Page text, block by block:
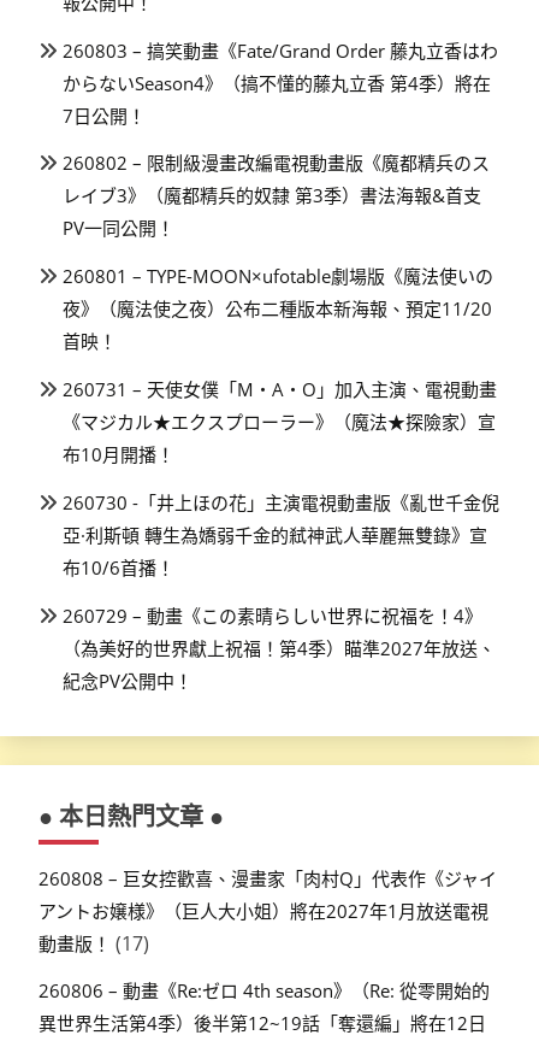
260803 – 搞笑動畫《Fate/Grand Order 藤丸立香はわ
からないSeason4》（搞不懂的藤丸立香 第4季）將在
7日公開！
260802 – 限制級漫畫改編電視動畫版《魔都精兵のス
レイブ3》（魔都精兵的奴隸 第3季）書法海報&首支
PV一同公開！
260801 – TYPE-MOON×ufotable劇場版《魔法使いの
夜》（魔法使之夜）公布二種版本新海報、預定11/20
首映！
260731 – 天使女僕「M・A・O」加入主演、電視動畫
《マジカル★エクスプローラー》（魔法★探險家）宣
布10月開播！
260730 -「井上ほの花」主演電視動畫版《亂世千金倪
亞·利斯頓 轉生為嬌弱千金的弒神武人華麗無雙錄》宣
布10/6首播！
260729 – 動畫《この素晴らしい世界に祝福を！4》
（為美好的世界獻上祝福！第4季）瞄準2027年放送、
紀念PV公開中！
● 本日熱門文章 ●
260808 – 巨女控歡喜、漫畫家「肉村Q」代表作《ジャイ
アントお嬢様》（巨人大小姐）將在2027年1月放送電視
動畫版！ (17)
260806 – 動畫《Re:ゼロ 4th season》（Re: 從零開始的
異世界生活第4季）後半第12~19話「奪還編」將在12日